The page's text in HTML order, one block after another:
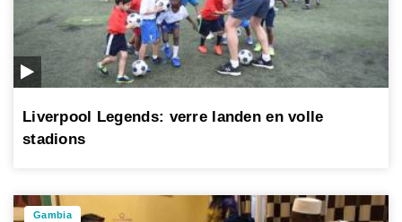
Liverpool Legends: verre landen en volle
stadions
Gambia